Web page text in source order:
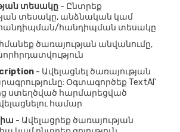
տեսակը - Ընտրեք
տեսակը, անձնական կամ
հանդիպման տեսակը
ծառայության անվանումը,
- Ավելացնել ծառայության
Օգտագործեք TextAI՝
ստեղծված հարմարեցված
համար
- Ավելացրեք ծառայության